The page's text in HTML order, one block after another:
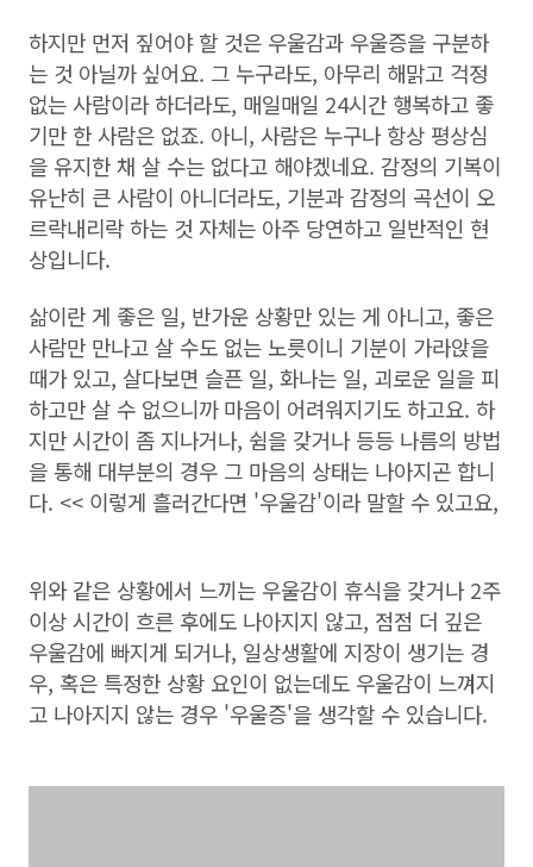
하지만 먼저 짚어야 할 것은 우울감과 우울증을 구분하
는 것 아닐까 싶어요. 그 누구라도, 아무리 해맑고 걱정
없는 사람이라 하더라도, 매일매일 24시간 행복하고 좋
기만 한 사람은 없죠. 아니, 사람은 누구나 항상 평상심
을 유지한 채 살 수는 없다고 해야겠네요. 감정의 기복이
유난히 큰 사람이 아니더라도, 기분과 감정의 곡선이 오
르락내리락 하는 것 자체는 아주 당연하고 일반적인 현
상입니다.
삶이란 게 좋은 일, 반가운 상황만 있는 게 아니고, 좋은
사람만 만나고 살 수도 없는 노릇이니 기분이 가라앉을
때가 있고, 살다보면 슬픈 일, 화나는 일, 괴로운 일을 피
하고만 살 수 없으니까 마음이 어려워지기도 하고요. 하
지만 시간이 좀 지나거나, 쉼을 갖거나 등등 나름의 방법
을 통해 대부분의 경우 그 마음의 상태는 나아지곤 합니
다. << 이렇게 흘러간다면 '우울감'이라 말할 수 있고요,
위와 같은 상황에서 느끼는 우울감이 휴식을 갖거나 2주
이상 시간이 흐른 후에도 나아지지 않고, 점점 더 깊은
우울감에 빠지게 되거나, 일상생활에 지장이 생기는 경
우, 혹은 특정한 상황 요인이 없는데도 우울감이 느껴지
고 나아지지 않는 경우 '우울증'을 생각할 수 있습니다.